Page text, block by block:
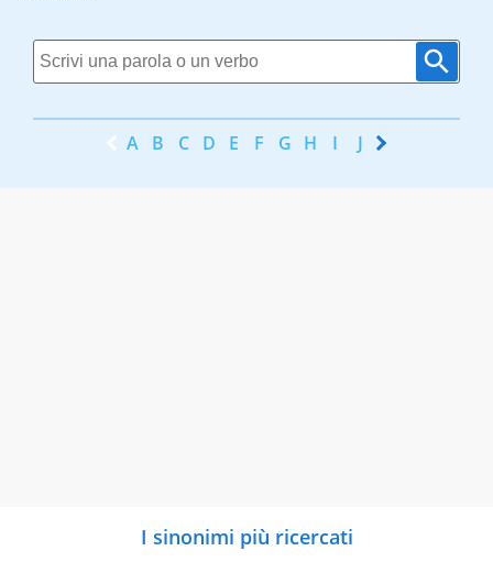
A B C D E F G H I J K
I sinonimi più ricercati